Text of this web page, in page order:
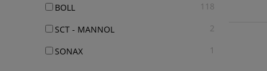
BOLL 118
SCT - MANNOL 2
SONAX 1